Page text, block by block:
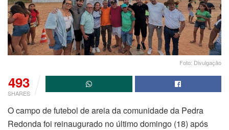
Foto: Divulgação
493
SHARES
O campo de futebol de areia da comunidade da Pedra
Redonda foi reinaugurado no último domingo (18) após